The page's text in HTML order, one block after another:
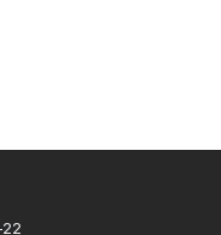
22